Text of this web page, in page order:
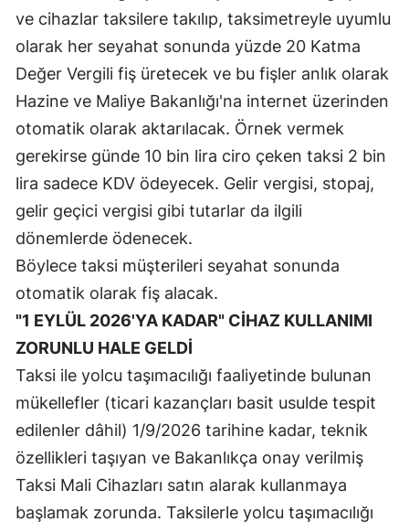
Ordu
Rize
Sakarya
Siirt
Sinop
Tokat
Trabzon
Tunceli
Şanlıurfa
Uşak
Van
ve cihazlar taksilere takılıp, taksimetreyle uyumlu
olarak her seyahat sonunda yüzde 20 Katma
Değer Vergili fiş üretecek ve bu fişler anlık olarak
Hazine ve Maliye Bakanlığı'na internet üzerinden
otomatik olarak aktarılacak. Örnek vermek
gerekirse günde 10 bin lira ciro çeken taksi 2 bin
lira sadece KDV ödeyecek. Gelir vergisi, stopaj,
gelir geçici vergisi gibi tutarlar da ilgili
dönemlerde ödenecek.
Böylece taksi müşterileri seyahat sonunda
otomatik olarak fiş alacak.
"1 EYLÜL 2026'YA KADAR" CİHAZ KULLANIMI
ZORUNLU HALE GELDİ
Taksi ile yolcu taşımacılığı faaliyetinde bulunan
mükellefler (ticari kazançları basit usulde tespit
edilenler dâhil) 1/9/2026 tarihine kadar, teknik
özellikleri taşıyan ve Bakanlıkça onay verilmiş
Taksi Mali Cihazları satın alarak kullanmaya
başlamak zorunda. Taksilerle yolcu taşımacılığı